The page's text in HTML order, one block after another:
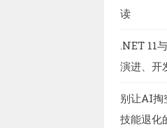
读
.NET 11
演进、开
别让AI掏
技能退化